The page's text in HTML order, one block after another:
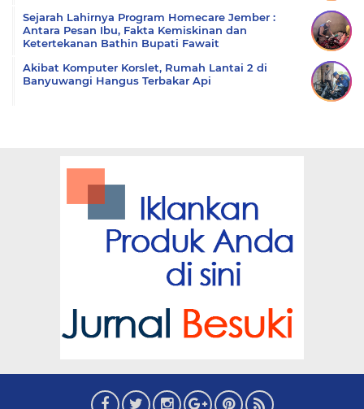
Sejarah Lahirnya Program Homecare Jember :
Antara Pesan Ibu, Fakta Kemiskinan dan
Ketertekanan Bathin Bupati Fawait
Akibat Komputer Korslet, Rumah Lantai 2 di
Banyuwangi Hangus Terbakar Api